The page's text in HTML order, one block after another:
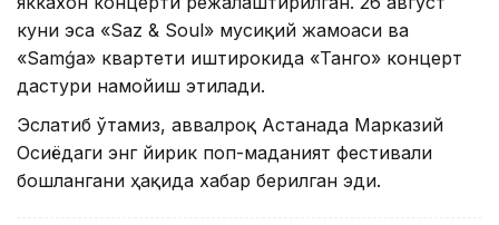
куни эса «Saz & Soul» мусиқий жамоаси ва
«Samǵa» квартети иштирокида «Танго» концерт
дастури намойиш этилади.
Эслатиб ўтамиз, аввалроқ Астанада Марказий
Осиёдаги энг йирик поп-маданият фестивали
бошлангани ҳақида хабар берилган эди.